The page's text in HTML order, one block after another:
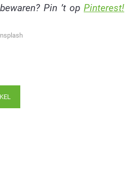
Pin ’t op Pinterest!